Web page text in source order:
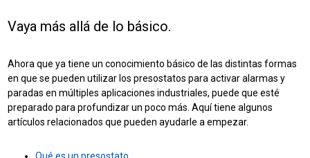
Vaya más allá de lo básico.
Ahora que ya tiene un conocimiento básico de las distintas formas
en que se pueden utilizar los presostatos para activar alarmas y
paradas en múltiples aplicaciones industriales, puede que esté
preparado para profundizar un poco más. Aquí tiene algunos
artículos relacionados que pueden ayudarle a empezar.